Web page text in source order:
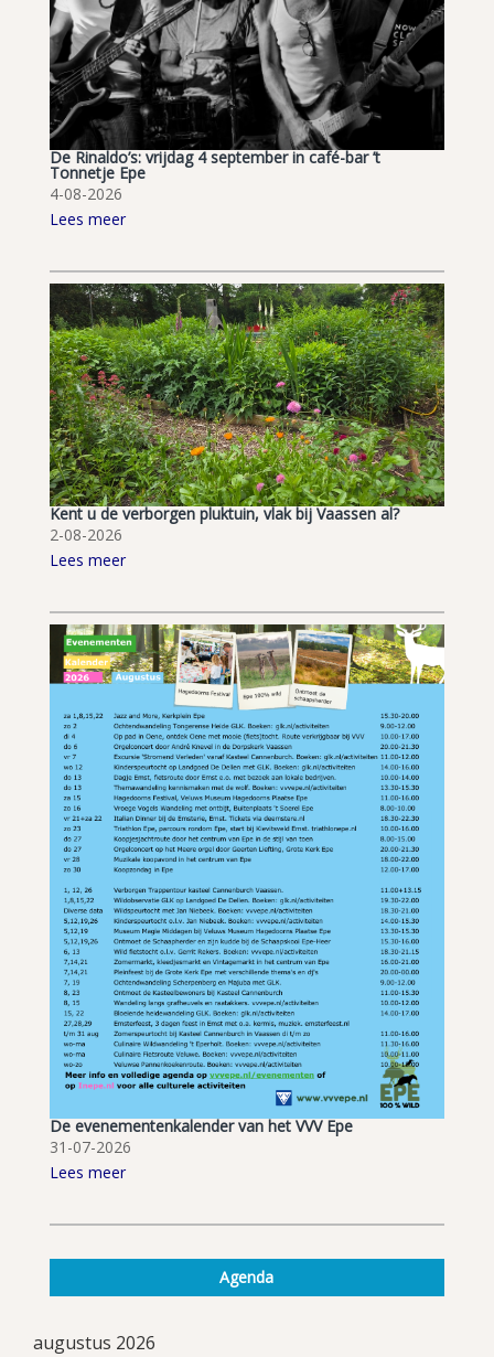
De Rinaldo’s: vrijdag 4 september in café-bar ’t
Tonnetje Epe
4-08-2026
Lees meer
Kent u de verborgen pluktuin, vlak bij Vaassen al?
2-08-2026
Lees meer
De evenementenkalender van het VVV Epe
31-07-2026
Lees meer
Agenda
augustus 2026